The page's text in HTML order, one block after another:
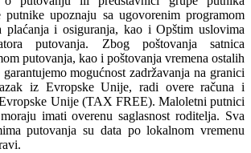
upoznaju sa ugovorenim programom
plaćanja i osiguranja, kao i Opštim uslovima
putovanja. Zbog poštovanja satnica
putovanja, kao i poštovanja vremena ostalih
mogućnost zadržavanja na granici
iz Evropske Unije, radi overe računa i
Unije (TAX FREE). Maloletni putnici
imati overenu saglasnost roditelja. Sva
putovanja su data po lokalnom vremenu